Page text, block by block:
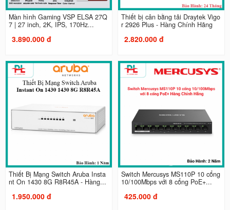
Màn hình Gaming VSP ELSA 27Q
7 | 27 inch, 2K, IPS, 170Hz...
3.890.000 đ
Thiết bị cân bằng tải Draytek Vigo
r 2926 Plus - Hàng Chính Hãng
2.820.000 đ
Thiết Bị Mạng Switch Aruba Insta
nt On 1430 8G R8R45A - Hàng...
1.950.000 đ
Switch Mercusys MS110P 10 cổng
10/100Mbps với 8 cổng PoE+...
425.000 đ